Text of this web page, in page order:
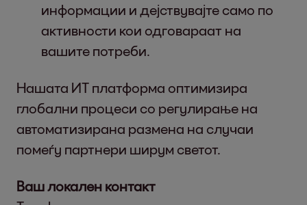
информации и дејствувајте само по
активности кои одговараат на
вашите потреби.
Нашата ИТ платформа оптимизира
глобални процеси со регулирање на
автоматизирана размена на случаи
помеѓу партнери ширум светот.
Ваш локален контакт